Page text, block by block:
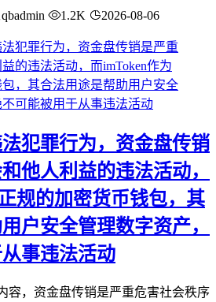
qbadmin 1.2K 2026-08-06
犯罪行为，资金盘传销
他人利益的违法活动，
规的加密货币钱包，其
户安全管理数字资产，
事违法活动
容，资金盘传销是严重危害社会秩序